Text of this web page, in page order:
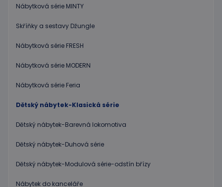
Nábytková série MINTY
Skříňky a sestavy Džungle
Nábytková série FRESH
Nábytková série MODERN
Nábytková série Feria
Dětský nábytek-Klasická série
Dětský nábytek-Barevná lokomotiva
Dětský nábytek-Duhová série
Dětský nábytek-Modulová série-odstín břízy
Nábytek do kanceláře